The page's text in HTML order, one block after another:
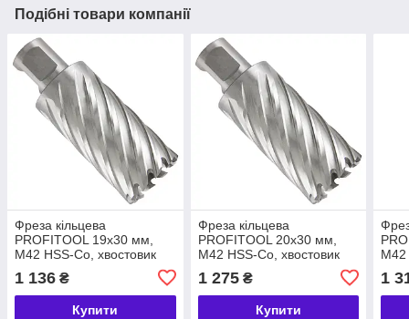
Подібні товари компанії
Фреза кільцева
PROFITOOL 19х30 мм,
M42 HSS-Co, хвостовик
(411930M42)
1 136 ₴
Купити
Фреза кільцева
PROFITOOL 20х30 мм,
M42 HSS-Co, хвостовик
(412030M42)
1 275₴
Купити
M42
1